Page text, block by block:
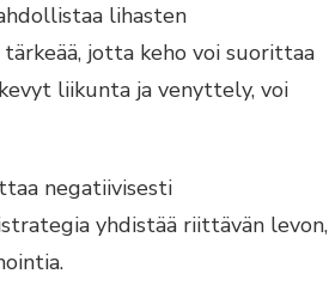
lihasten
jotta keho voi suorittaa
liikunta ja venyttely, voi
negatiivisesti
yhdistää riittävän levon,